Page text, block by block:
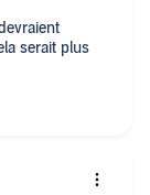
serait plus